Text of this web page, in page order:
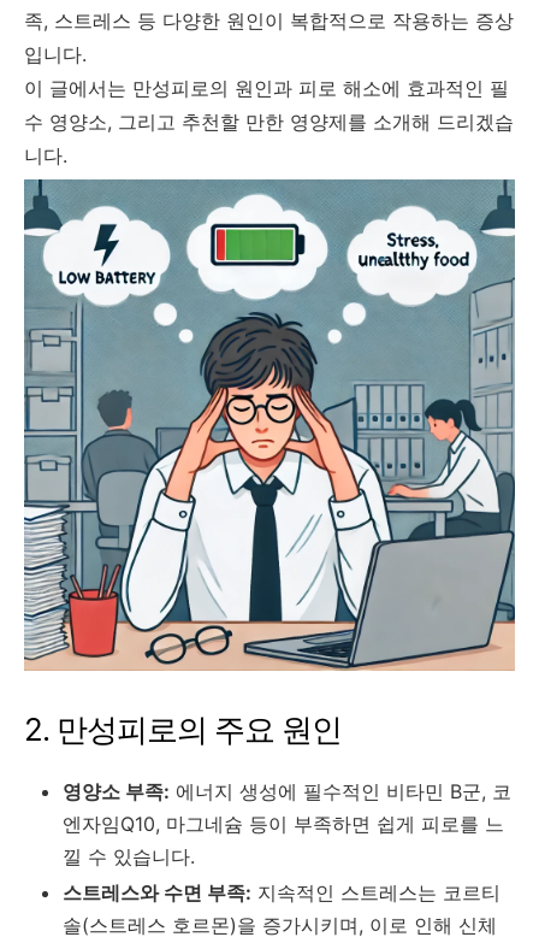
족, 스트레스 등 다양한 원인이 복합적으로 작용하는 증상
입니다.
이 글에서는 만성피로의 원인과 피로 해소에 효과적인 필
수 영양소, 그리고 추천할 만한 영양제를 소개해 드리겠습
니다.
2. 만성피로의 주요 원인
영양소 부족: 에너지 생성에 필수적인 비타민 B군, 코
엔자임Q10, 마그네슘 등이 부족하면 쉽게 피로를 느
낄 수 있습니다.
스트레스와 수면 부족: 지속적인 스트레스는 코르티
솔(스트레스 호르몬)을 증가시키며, 이로 인해 신체